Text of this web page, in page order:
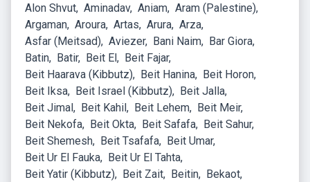
Alon Shvut Aminadav Aniam Aram (Palestine)
Argaman Aroura Artas Arura Arza
Asfar (Meitsad) Aviezer Bani Naim
Bar Giora
Batin
Batir Beit El
Beit Fajar
Beit Haarava (Kibbutz)
Beit Hanina
Beit Horon
Beit Iksa
Beit Israel (Kibbutz)
Beit Jalla
Beit Jimal
Beit Kahil Beit Lehem
Beit Meir
Beit Nekofa
Beit Okta Beit Safafa
Beit Sahur
Beit Shemesh
Beit Tsafafa
Beit Umar
Beit Ur El Fauka
Beit Ur El Tahta
Beit Yatir (Kibbutz)
Beit Zait Beitin
Bekaot